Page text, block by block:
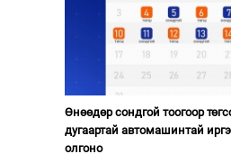
Өнөөдөр сондгой тоогоор
дугаартай автомашинтай
олгоно